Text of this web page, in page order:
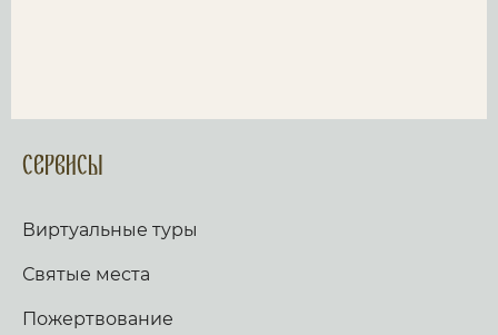
Сервисы
Виртуальные туры
Святые места
Пожертвование